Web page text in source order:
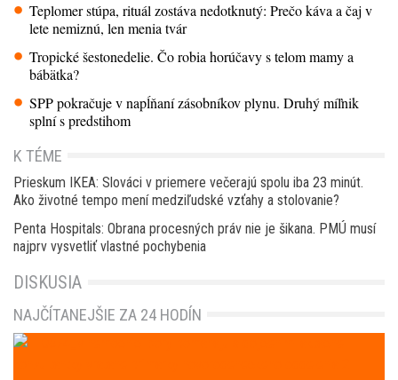
Teplomer stúpa, rituál zostáva nedotknutý: Prečo káva a čaj v
lete nemiznú, len menia tvár
Tropické šestonedelie. Čo robia horúčavy s telom mamy a
bábätka?
SPP pokračuje v napĺňaní zásobníkov plynu. Druhý míľnik
splní s predstihom
K TÉME
Prieskum IKEA: Slováci v priemere večerajú spolu iba 23 minút.
Ako životné tempo mení medziľudské vzťahy a stolovanie?
Penta Hospitals: Obrana procesných práv nie je šikana. PMÚ musí
najprv vysvetliť vlastné pochybenia
DISKUSIA
NAJČÍTANEJŠIE ZA 24 HODÍN